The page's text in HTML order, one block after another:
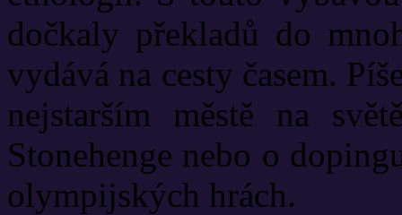
dočkaly překladů do
vydává na cesty časem.
nejstarším městě na
Stonehenge nebo o
olympijských hrách.